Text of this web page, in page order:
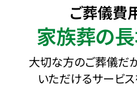
ご葬儀費
家族葬の
大切な方のご葬儀だ
いただけるサービ